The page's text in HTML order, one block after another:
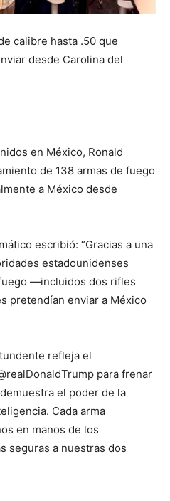
calibre hasta .50 que
desde Carolina del
en México, Ronald
de 138 armas de fuego
a México desde
escribió: “Gracias a una
estadounidenses
—incluidos dos rifles
pretendían enviar a México
refleja el
para frenar
el poder de la
Cada arma
en manos de los
seguras a nuestras dos